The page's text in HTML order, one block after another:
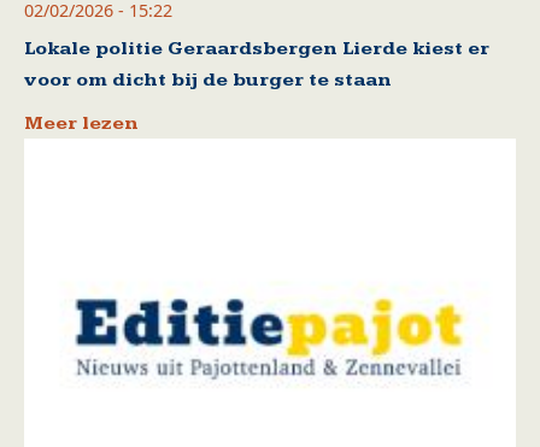
02/02/2026 - 15:22
Lokale politie Geraardsbergen Lierde kiest er
voor om dicht bij de burger te staan
Meer lezen